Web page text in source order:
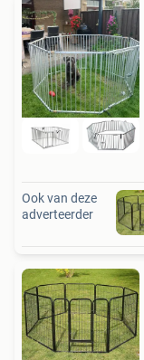
Ook van deze
adverteerder